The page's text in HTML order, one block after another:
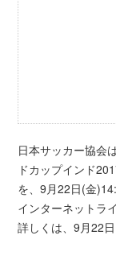
日本サッカー協会
ドカップインド
を、9月22日(金
インターネットラ
詳しくは、9月22